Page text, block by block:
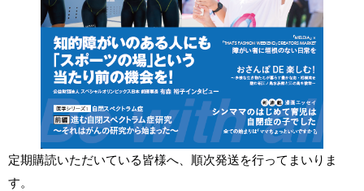
定期購読いただいている皆様へ、順次発送を行ってまいりま
す。